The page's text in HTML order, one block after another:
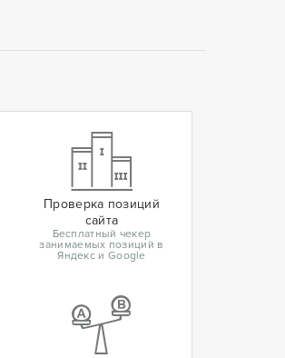
Проверка позиций
сайта
Бесплатный чекер
занимаемых позиций в
Яндекс и Google